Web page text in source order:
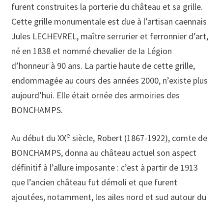
furent construites la porterie du château et sa grille.
Cette grille monumentale est due à l’artisan caennais
Jules LECHEVREL, maître serrurier et ferronnier d’art,
né en 1838 et nommé chevalier de la Légion
d’honneur à 90 ans. La partie haute de cette grille,
endommagée au cours des années 2000, n’existe plus
aujourd’hui. Elle était ornée des armoiries des
BONCHAMPS.
Au début du XXe siècle, Robert (1867-1922), comte de
BONCHAMPS, donna au château actuel son aspect
définitif à l’allure imposante : c’est à partir de 1913
que l’ancien château fut démoli et que furent
ajoutées, notamment, les ailes nord et sud autour du